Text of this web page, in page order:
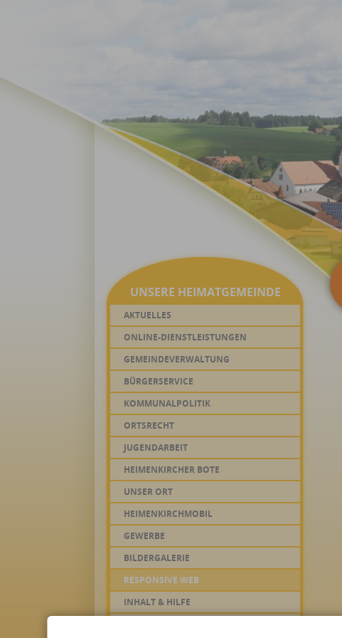
UNSERE HEIMATGEMEINDE
AKTUELLES
ONLINE-DIENSTLEISTUNGEN
GEMEINDEVERWALTUNG
BÜRGERSERVICE
KOMMUNALPOLITIK
ORTSRECHT
JUGENDARBEIT
HEIMENKIRCHER BOTE
UNSER ORT
HEIMENKIRCHMOBIL
GEWERBE
BILDERGALERIE
RESPONSIVE WEB
INHALT & HILFE